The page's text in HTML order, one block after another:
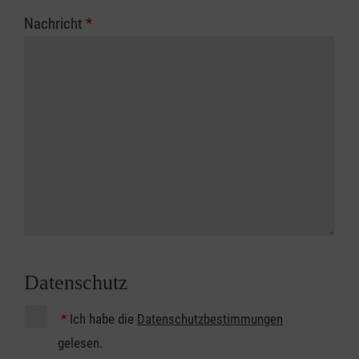
Nachricht *
Datenschutz
* Ich habe die Datenschutzbestimmungen
gelesen.